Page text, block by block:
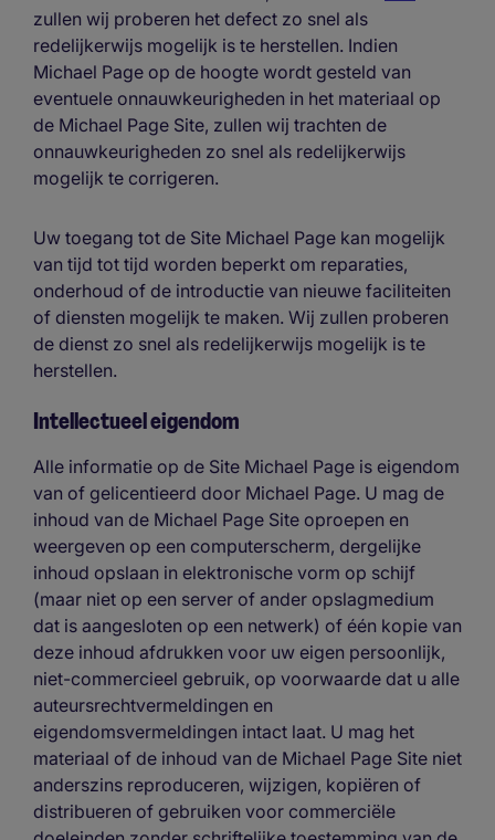
zullen wij proberen het defect zo snel als
redelijkerwijs mogelijk is te herstellen. Indien
Michael Page op de hoogte wordt gesteld van
eventuele onnauwkeurigheden in het materiaal op
de Michael Page Site, zullen wij trachten de
onnauwkeurigheden zo snel als redelijkerwijs
mogelijk te corrigeren.
Uw toegang tot de Site Michael Page kan mogelijk
van tijd tot tijd worden beperkt om reparaties,
onderhoud of de introductie van nieuwe faciliteiten
of diensten mogelijk te maken. Wij zullen proberen
de dienst zo snel als redelijkerwijs mogelijk is te
herstellen.
Intellectueel eigendom
Alle informatie op de Site Michael Page is eigendom
van of gelicentieerd door Michael Page. U mag de
inhoud van de Michael Page Site oproepen en
weergeven op een computerscherm, dergelijke
inhoud opslaan in elektronische vorm op schijf
(maar niet op een server of ander opslagmedium
dat is aangesloten op een netwerk) of één kopie van
deze inhoud afdrukken voor uw eigen persoonlijk,
niet-commercieel gebruik, op voorwaarde dat u alle
auteursrechtvermeldingen en
eigendomsvermeldingen intact laat. U mag het
materiaal of de inhoud van de Michael Page Site niet
anderszins reproduceren, wijzigen, kopiëren of
distribueren of gebruiken voor commerciële